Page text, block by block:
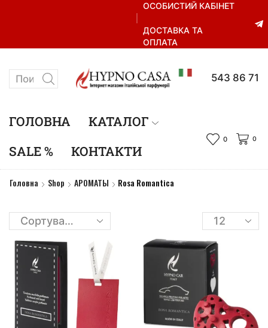
ОСОБИСТИЙ КАБІНЕТ
ДОСТАВКА ТА
ОПЛАТА
+38 067 543 86 71
ГОЛОВНА
КАТАЛОГ
SALE %
КОНТАКТИ
0 0
Головна Shop АРОМАТЫ Rosa Romantica